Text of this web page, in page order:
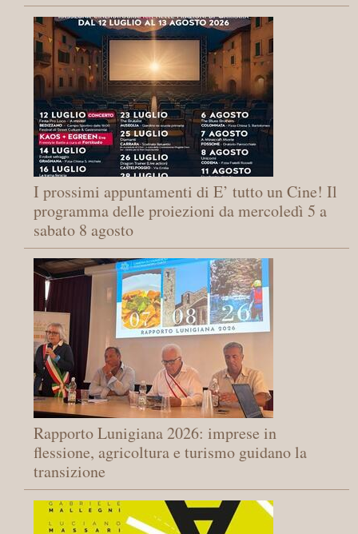
I prossimi appuntamenti di E’ tutto un Cine! Il
programma delle proiezioni da mercoledì 5 a
sabato 8 agosto
Rapporto Lunigiana 2026: imprese in
flessione, agricoltura e turismo guidano la
transizione